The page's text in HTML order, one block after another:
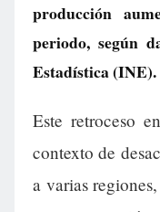
producción
periodo, según
Estadística (INE).
Este retroceso
contexto de
a varias